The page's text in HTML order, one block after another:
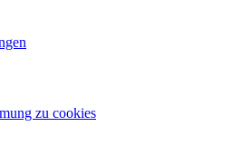
zu cookies